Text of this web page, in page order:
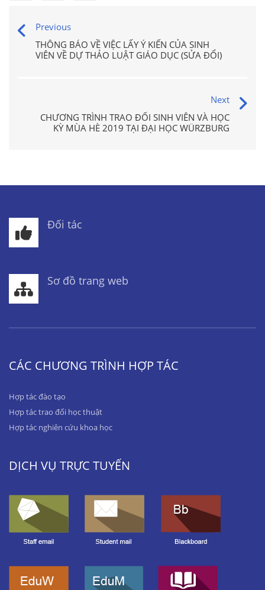
Previous
THÔNG BÁO VỀ VIỆC LẤY Ý KIẾN CỦA SINH
VIÊN VỀ DỰ THẢO LUẬT GIÁO DỤC (SỬA ĐỔI)
Next
CHƯƠNG TRÌNH TRAO ĐỔI SINH VIÊN VÀ HỌC
KỲ MÙA HÈ 2019 TẠI ĐẠI HỌC WÜRZBURG
Đối tác
Sơ đồ trang web
CÁC CHƯƠNG TRÌNH HỢP TÁC
Hợp tác đào tạo
Hợp tác trao đổi học thuật
Hợp tác nghiên cứu khoa học
DỊCH VỤ TRỰC TUYẾN